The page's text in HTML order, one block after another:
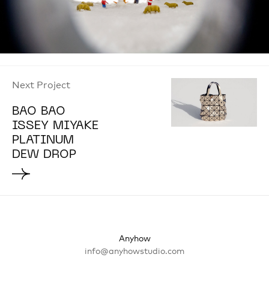
Next Project
BAO BAO
ISSEY MIYAKE
PLATINUM
DEW DROP
Anyhow
info@anyhowstudio.com